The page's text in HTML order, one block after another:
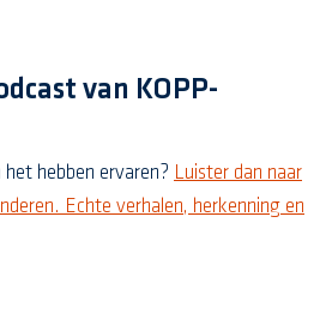
deze pdf in een nieuw scherm
van KOPP-
het hebben ervaren?
Luister dan naar
Echte verhalen, herkenning en